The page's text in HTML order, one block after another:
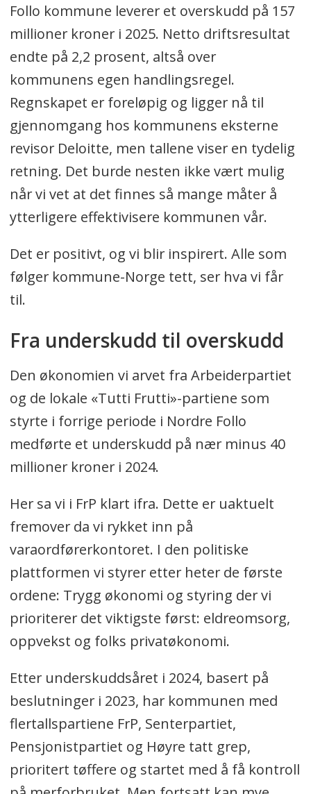
Follo kommune leverer et overskudd på 157
millioner kroner i 2025. Netto driftsresultat
endte på 2,2 prosent, altså over
kommunens egen handlingsregel.
Regnskapet er foreløpig og ligger nå til
gjennomgang hos kommunens eksterne
revisor Deloitte, men tallene viser en tydelig
retning. Det burde nesten ikke vært mulig
når vi vet at det finnes så mange måter å
ytterligere effektivisere kommunen vår.
Det er positivt, og vi blir inspirert. Alle som
følger kommune-Norge tett, ser hva vi får
til.
Fra underskudd til overskudd
Den økonomien vi arvet fra Arbeiderpartiet
og de lokale «Tutti Frutti»-partiene som
styrte i forrige periode i Nordre Follo
medførte et underskudd på nær minus 40
millioner kroner i 2024.
Her sa vi i FrP klart ifra. Dette er uaktuelt
fremover da vi rykket inn på
varaordførerkontoret. I den politiske
plattformen vi styrer etter heter de første
ordene: Trygg økonomi og styring der vi
prioriterer det viktigste først: eldreomsorg,
oppvekst og folks privatøkonomi.
Etter underskuddsåret i 2024, basert på
beslutninger i 2023, har kommunen med
flertallspartiene FrP, Senterpartiet,
Pensjonistpartiet og Høyre tatt grep,
prioritert tøffere og startet med å få kontroll